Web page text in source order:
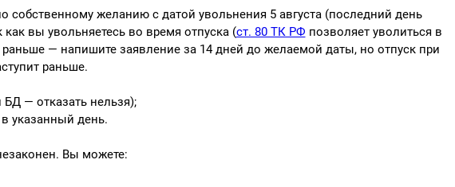
собственному желанию с датой увольнения 5 августа (последний день
вы увольняетесь во время отпуска (ст. 80 ТК РФ позволяет уволиться в
раньше — напишите заявление за 14 дней до желаемой даты, но отпуск при
раньше.
БД — отказать нельзя);
указанный день.
Вы можете: